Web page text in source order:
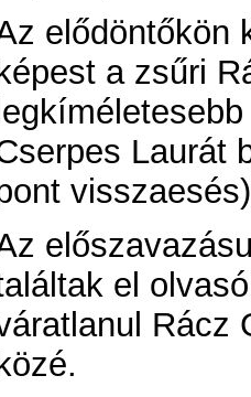
elődöntőkön
képest a zsűri
Laurát
el
Rácz
közé.